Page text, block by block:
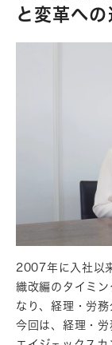
と変革への
2007年に入社以
織改編のタイミン
なり、経理・労務
今回は、経理・労